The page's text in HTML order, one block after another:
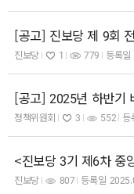
진보당 1 779 등록일
정책위원회 3 552 등
<진보당 3기 제6차 중
진보당 807 등록일